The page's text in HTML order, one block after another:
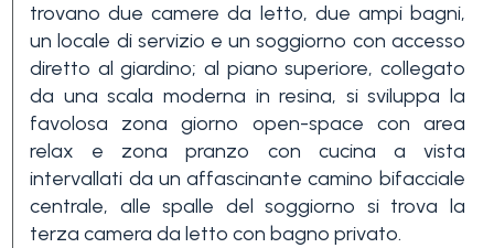
trovano due camere da letto, due ampi bagni,
un locale di servizio e un soggiorno con accesso
diretto al giardino; al piano superiore, collegato
da una scala moderna in resina, si sviluppa la
favolosa zona giorno open-space con area
relax e zona pranzo con cucina a vista
intervallati da un affascinante camino bifacciale
centrale, alle spalle del soggiorno si trova la
terza camera da letto con bagno privato.
1
2
3+